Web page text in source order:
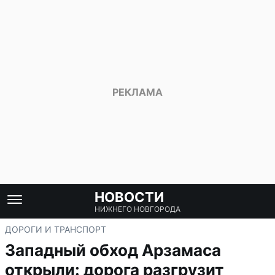
НОВОСТИ
НИЖНЕГО НОВГОРОДА
ДОРОГИ И ТРАНСПОРТ
Западный обход Арзамаса
открыли: дорога разгрузит